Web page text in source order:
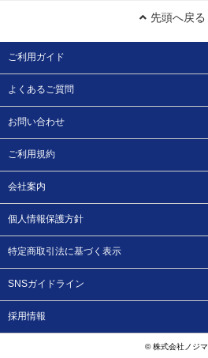
先頭へ戻る
ご利用ガイド
よくあるご質問
お問い合わせ
ご利用規約
会社案内
個人情報保護方針
特定商取引法に基づく表示
SNSガイドライン
採用情報
© 株式会社ノジマ